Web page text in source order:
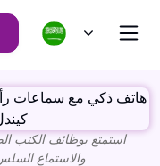
استمتع بوظائف الكتب
والاستماع